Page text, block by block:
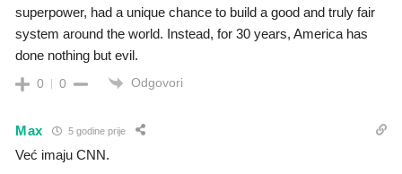
superpower, had a unique chance to build a good and truly fair
system around the world. Instead, for 30 years, America has
done nothing but evil.
0 0 Odgovori
Max 5 godine prije
Već imaju CNN.